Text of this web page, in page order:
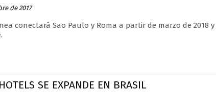
de 2017
conectará Sao Paulo y Roma a partir de marzo de
SE EXPANDE EN BRASIL